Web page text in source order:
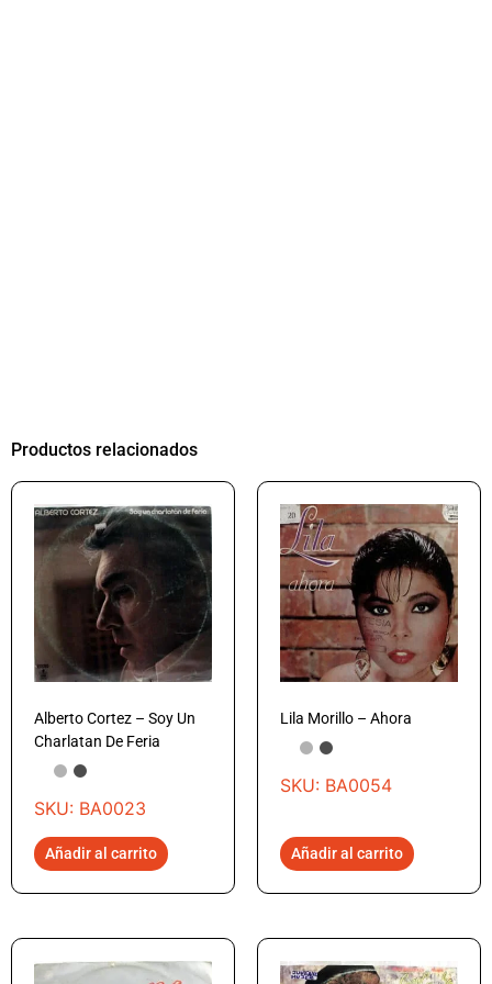
Productos relacionados
Alberto Cortez – Soy Un
Charlatan De Feria
SKU: BA0023
Añadir al carrito
Lila Morillo – Ahora
SKU: BA0054
Añadir al carrito